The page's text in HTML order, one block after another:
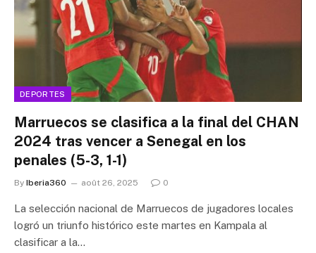
DEPORTES
Marruecos se clasifica a la final del CHAN
2024 tras vencer a Senegal en los
penales (5-3, 1-1)
By Iberia360 août 26, 2025 0
La selección nacional de Marruecos de jugadores locales
logró un triunfo histórico este martes en Kampala al
clasificar a la…